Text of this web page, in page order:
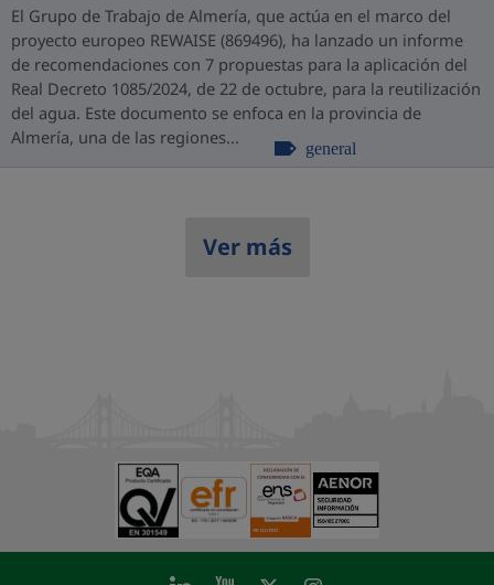
El Grupo de Trabajo de Almería, que actúa en el marco del
proyecto europeo REWAISE (869496), ha lanzado un informe
de recomendaciones con 7 propuestas para la aplicación del
Real Decreto 1085/2024, de 22 de octubre, para la reutilización
del agua. Este documento se enfoca en la provincia de
Almería, una de las regiones...
general
Ver más